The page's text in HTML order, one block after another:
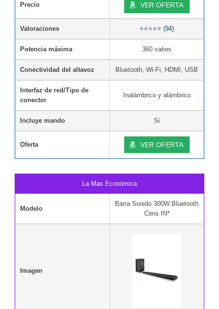
Precio VER OFERTA
Valoraciones ⭐⭐⭐⭐⭐ (94)
Potencia máxima 360 vatios
Conectividad del altavoz Bluetooth, Wi-Fi, HDMI, USB
Interfaz de red/Tipo de
conector
Inalámbrico y alámbrico
Incluye mando Si
Oferta VER OFERTA
La Mas Económica
Modelo
Barra Sonido 300W Bluetooth
Cons IN*
Imagen